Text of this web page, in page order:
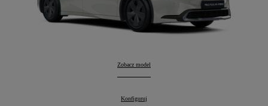
Prius Plug-in:
Zobacz model
Prius Plug-in
Konfiguruj